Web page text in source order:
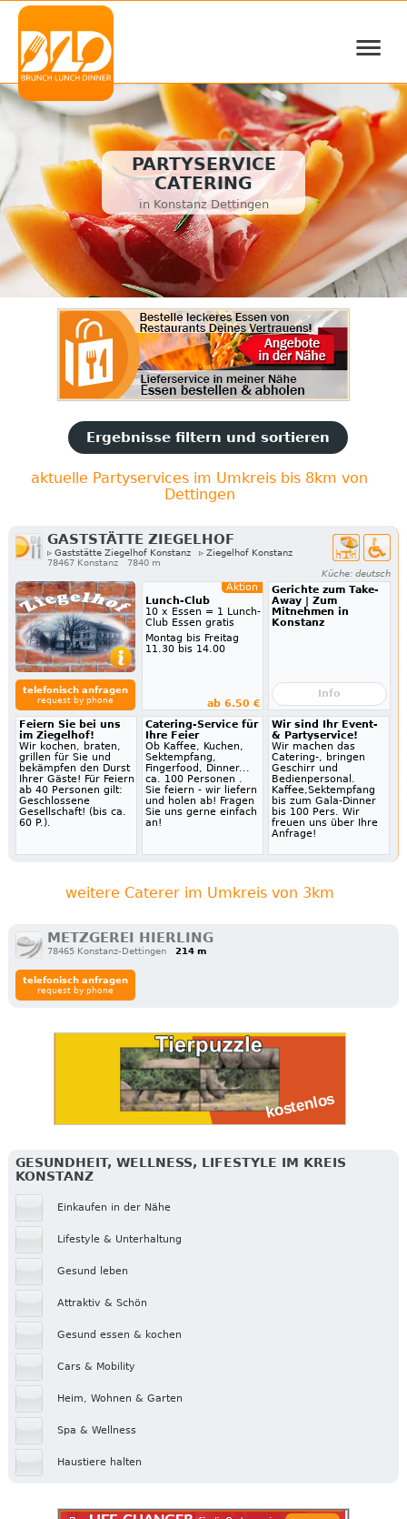
≡
PARTYSERVICE
CATERING
in Konstanz Dettingen
Ergebnisse filtern und sortieren
aktuelle Partyservices im Umkreis bis 8km von
Dettingen
GASTSTÄTTE ZIEGELHOF
▹ Gaststätte Ziegelhof Konstanz
▹ Ziegelhof Konstanz
78467 Konstanz
7840 m
Küche: deutsch
telefonisch anfragen
request by phone
Aktion
Lunch-Club
10 x Essen = 1 Lunch-
Club Essen gratis
Montag bis Freitag
11.30 bis 14.00
ab 6.50 €
Gerichte zum Take-
Away | Zum
Mitnehmen in
Konstanz
Info
Feiern Sie bei uns
im Ziegelhof!
Wir kochen, braten,
grillen für Sie und
bekämpfen den Durst
Ihrer Gäste! Für Feiern
ab 40 Personen gilt:
Geschlossene
Gesellschaft! (bis ca.
60 P.).
Catering-Service für
Ihre Feier
Ob Kaffee, Kuchen,
Sektempfang,
Fingerfood, Dinner...
ca. 100 Personen .
Sie feiern - wir liefern
und holen ab! Fragen
Sie uns gerne einfach
an!
Wir sind Ihr Event-
& Partyservice!
Wir machen das
Catering-, bringen
Geschirr und
Bedienpersonal.
Kaffee,Sektempfang
bis zum Gala-Dinner
bis 100 Pers. Wir
freuen uns über Ihre
Anfrage!
weitere Caterer im Umkreis von 3km
METZGEREI HIERLING
78465 Konstanz-Dettingen 214 m
telefonisch anfragen
request by phone
GESUNDHEIT, WELLNESS, LIFESTYLE IM KREIS
KONSTANZ
Einkaufen in der Nähe
Lifestyle & Unterhaltung
Gesund leben
Attraktiv & Schön
Gesund essen & kochen
Cars & Mobility
Heim, Wohnen & Garten
Spa & Wellness
Haustiere halten